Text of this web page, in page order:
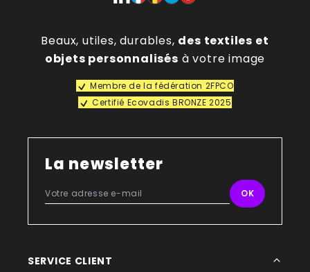
Beaux, utiles, durables, des textiles et
objets personnalisés à votre image
Membre de la fédération 2FPCO
Certifié Ecovadis BRONZE 2025
La newsletter
SERVICE CLIENT